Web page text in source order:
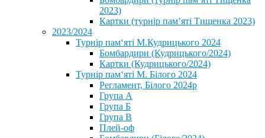
2023)
Картки (турнір пам’яті Тищенка 2023)
2023/2024
⁨Турнір пам‘яті М.Кудрицького 2024
Бомбардири (Кудрицького/2024)
Картки (Кудрицького/2024)
⁨Турнір пам‘яті М. Білого 2024⁩
Регламент, Білого 2024р
Група А
Група Б
Група В
Плей-оф